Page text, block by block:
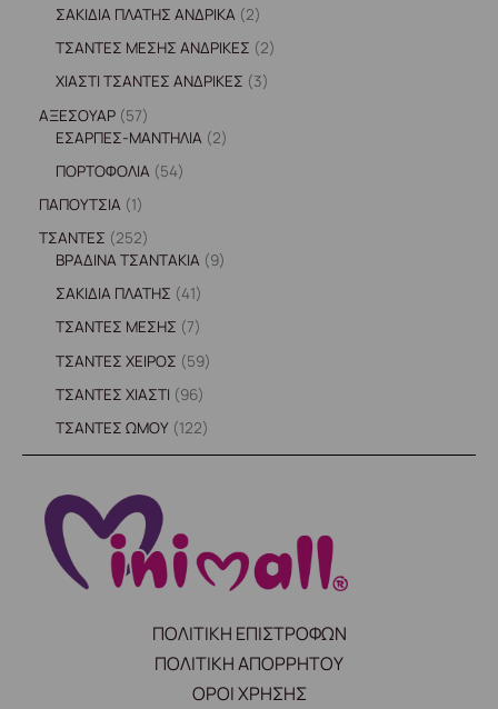
ΣΑΚΙΔΙΑ ΠΛΑΤΗΣ ΑΝΔΡΙΚΑ 2
ΤΣΑΝΤΕΣ ΜΕΣΗΣ ΑΝΔΡΙΚΕΣ
2
ΧΙΑΣΤΙ ΤΣΑΝΤΕΣ ΑΝΔΡΙΚΕΣ
3
ΑΞΕΣΟΥΑΡ 57
ΕΣΑΡΠΕΣ-ΜΑΝΤΗΛΙΑ
2
ΠΟΡΤΟΦΟΛΙΑ 54
ΠΑΠΟΥΤΣΙΑ 1
ΤΣΑΝΤΕΣ
252
ΒΡΑΔΙΝΑ ΤΣΑΝΤΑΚΙΑ 9
ΣΑΚΙΔΙΑ ΠΛΑΤΗΣ
41
ΤΣΑΝΤΕΣ ΜΕΣΗΣ 7
ΤΣΑΝΤΕΣ ΧΕΙΡΟΣ
59
ΤΣΑΝΤΕΣ ΧΙΑΣΤΙ
96
ΤΣΑΝΤΕΣ ΩΜΟΥ 122
ΠΟΛΙΤΙΚΗ ΕΠΙΣΤΡΟΦΩΝ
ΠΟΛΙΤΙΚΗ ΑΠΟΡΡΗΤΟΥ
ΟΡΟΙ ΧΡΗΣΗΣ